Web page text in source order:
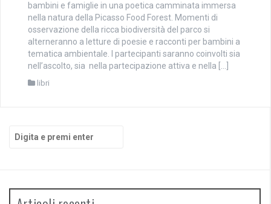
bambini e famiglie in una poetica camminata immersa
nella natura della Picasso Food Forest. Momenti di
osservazione della ricca biodiversità del parco si
alterneranno a letture di poesie e racconti per bambini a
tematica ambientale. I partecipanti saranno coinvolti sia
nell’ascolto, sia nella partecipazione attiva e nella […]
libri